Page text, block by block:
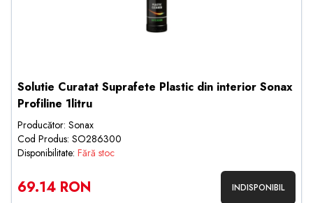
Solutie Curatat Suprafete Plastic din interior Sonax
Profiline 1litru
Producător: Sonax
Cod Produs: SO286300
Disponibilitate: Fără stoc
69.14 RON INDISPONIBIL